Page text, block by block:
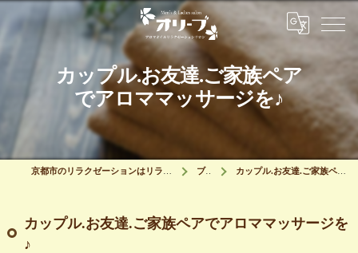
カップル.お友達.ご家族ペア
でアロママッサージを♪
ブログ カップル.お友達.ご家族ペアでアロママッサージを♪
カップル.お友達.ご家族ペアでアロママッサージを
♪